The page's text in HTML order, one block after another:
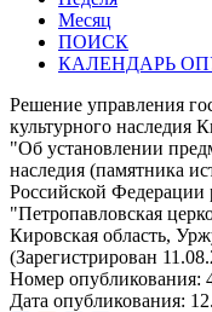
Месяц
ПОИСК
КАЛЕНДАРЬ
Решение управления
культурного наследия
"Об установлении
наследия (памятника
Российской Федерации
"Петропавловская
Кировская область,
(Зарегистрирован
Номер опубликования:
Дата опубликования: